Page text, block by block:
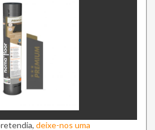
Home
Produtos
Novidades
Catálogos
Sobre deixe-nos uma